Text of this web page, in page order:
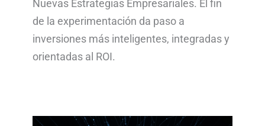
Nuevas Estrategias Empresariales. El fin
de la experimentación da paso a
inversiones más inteligentes, integradas y
orientadas al ROI.